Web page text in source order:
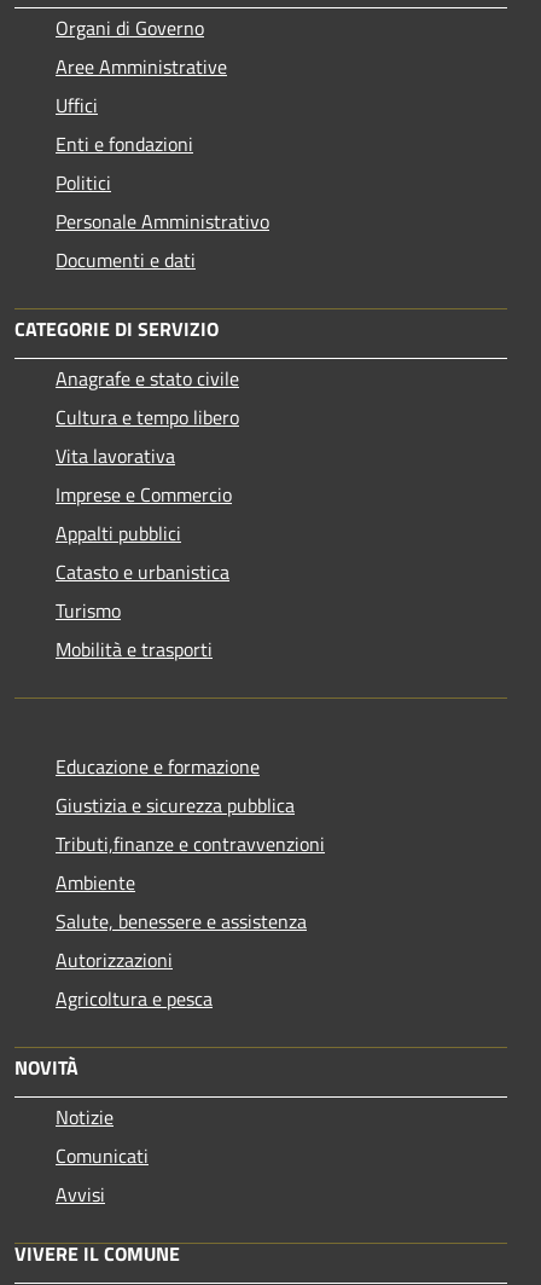
Organi di Governo
Aree Amministrative
Uffici
Enti e fondazioni
Politici
Personale Amministrativo
Documenti e dati
CATEGORIE DI SERVIZIO
Anagrafe e stato civile
Cultura e tempo libero
Vita lavorativa
Imprese e Commercio
Appalti pubblici
Catasto e urbanistica
Turismo
Mobilità e trasporti
Educazione e formazione
Giustizia e sicurezza pubblica
Tributi,finanze e contravvenzioni
Ambiente
Salute, benessere e assistenza
Autorizzazioni
Agricoltura e pesca
NOVITÀ
Notizie
Comunicati
Avvisi
VIVERE IL COMUNE